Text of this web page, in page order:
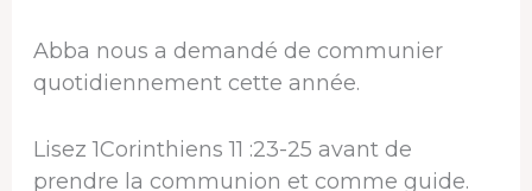
Abba nous a demandé de communier
quotidiennement cette année.
Lisez 1Corinthiens 11 :23-25 ​​avant de
prendre la communion et comme guide.